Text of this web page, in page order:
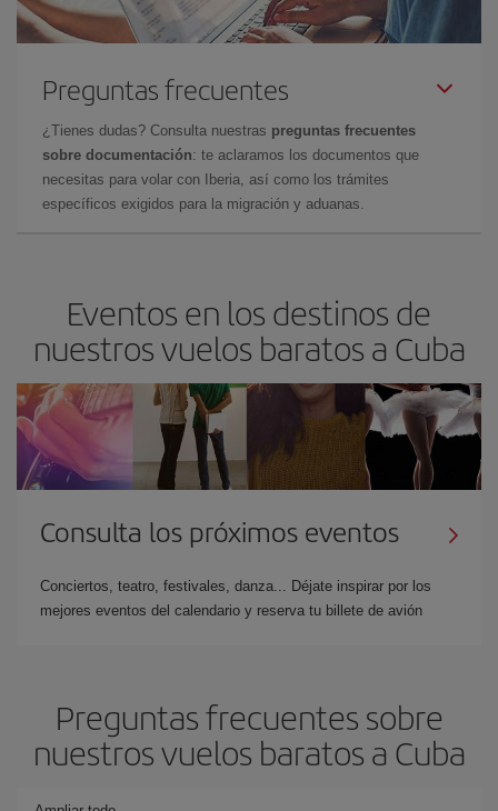
Preguntas frecuentes
¿Tienes dudas? Consulta nuestras preguntas frecuentes
sobre documentación: te aclaramos los documentos que
necesitas para volar con Iberia, así como los trámites
específicos exigidos para la migración y aduanas.
Eventos en los destinos de
nuestros vuelos baratos a Cuba
Consulta los próximos eventos
Conciertos, teatro, festivales, danza... Déjate inspirar por los
mejores eventos del calendario y reserva tu billete de avión
Preguntas frecuentes sobre
nuestros vuelos baratos a Cuba